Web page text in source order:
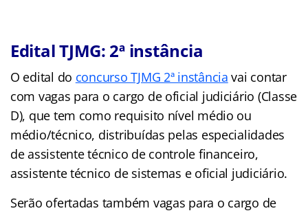
Edital TJMG: 2ª instância
O edital do concurso TJMG 2ª instância vai contar
com vagas para o cargo de oficial judiciário (Classe
D), que tem como requisito nível médio ou
médio/técnico, distribuídas pelas especialidades
de assistente técnico de controle financeiro,
assistente técnico de sistemas e oficial judiciário.
Serão ofertadas também vagas para o cargo de